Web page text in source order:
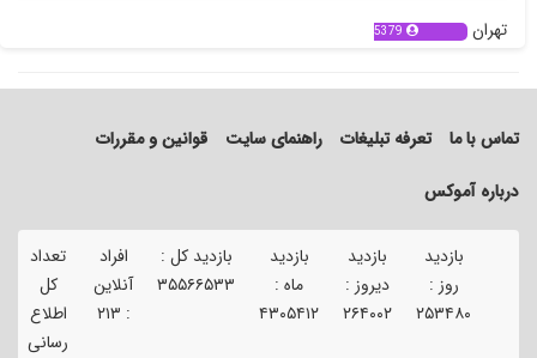
تهران 5379
تماس با ما تعرفه تبلیغات راهنمای سایت
قوانین و مقررات
درباره آموکس
بازدید
روز :
۲۵۳۴۸۰
بازدید
دیروز :
۲۶۴۰۰۲
بازدید
ماه :
۴۳۰۵۴۱۲
بازدید کل :
۳۵۵۶۶۵۳۳
افراد
آنلاین
: ۲۱۳
تعداد
کل
اطلاع
رسانی